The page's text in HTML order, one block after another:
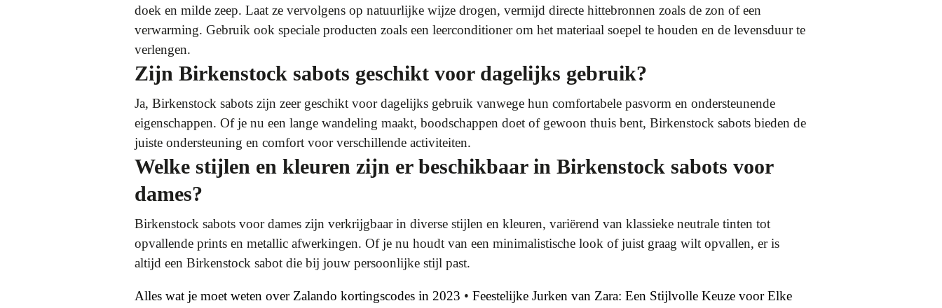
doek en milde zeep. Laat ze vervolgens op natuurlijke wijze drogen, vermijd directe hittebronnen zoals de zon of een
verwarming. Gebruik ook speciale producten zoals een leerconditioner om het materiaal soepel te houden en de levensduur te
verlengen.
Zijn Birkenstock sabots geschikt voor dagelijks gebruik?
Ja, Birkenstock sabots zijn zeer geschikt voor dagelijks gebruik vanwege hun comfortabele pasvorm en ondersteunende
eigenschappen. Of je nu een lange wandeling maakt, boodschappen doet of gewoon thuis bent, Birkenstock sabots bieden de
juiste ondersteuning en comfort voor verschillende activiteiten.
Welke stijlen en kleuren zijn er beschikbaar in Birkenstock sabots voor
dames?
Birkenstock sabots voor dames zijn verkrijgbaar in diverse stijlen en kleuren, variërend van klassieke neutrale tinten tot
opvallende prints en metallic afwerkingen. Of je nu houdt van een minimalistische look of juist graag wilt opvallen, er is
altijd een Birkenstock sabot die bij jouw persoonlijke stijl past.
Alles wat je moet weten over Zalando kortingscodes in 2023 • Feestelijke Jurken van Zara: Een Stijlvolle Keuze voor Elke